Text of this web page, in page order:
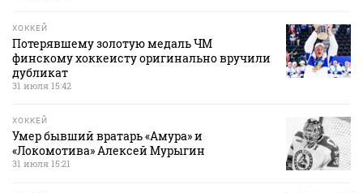
ХОККЕЙ
Потерявшему золотую медаль ЧМ
финскому хоккеисту оригинально вручили
дубликат
31 июля 15:42
ХОККЕЙ
Умер бывший вратарь «Амура» и
«Локомотива» Алексей Мурыгин
31 июля 15:21